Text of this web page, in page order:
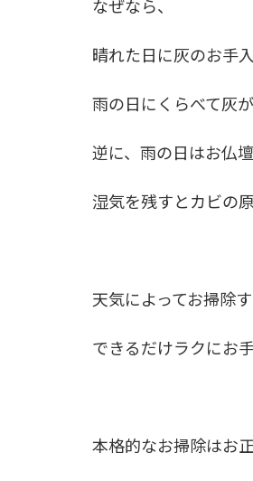
なぜなら、
晴れた日に灰のお手
雨の日にくらべて灰
逆に、雨の日はお仏
湿気を残すとカビの
天気によってお掃除
できるだけラクにお
本格的なお掃除はお正